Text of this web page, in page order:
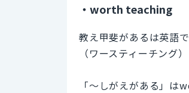
・worth teaching
教え甲斐があるは英語
（ワースティーチング
「〜しがえがある」は